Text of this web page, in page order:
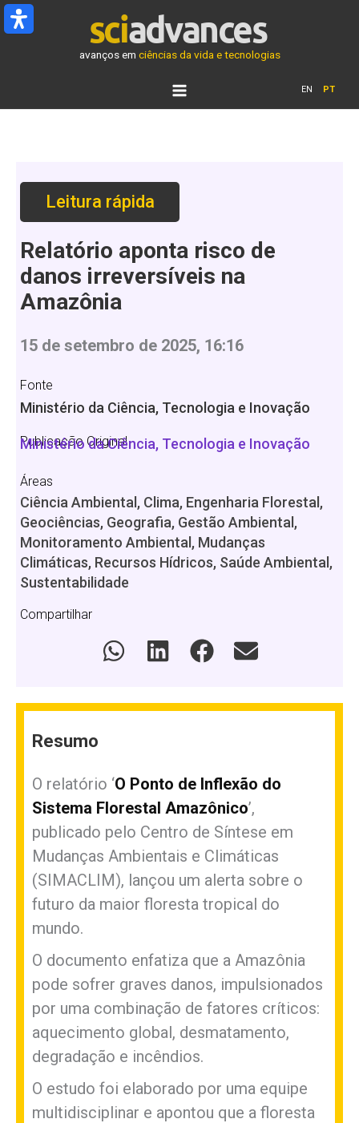
Ir
para
avanços em ciências da vida e tecnologias
EN PT
Leitura rápida
Relatório aponta risco de
danos irreversíveis na
Amazônia
15 de setembro de 2025, 16:16
Fonte
Ministério da Ciência, Tecnologia e Inovação
Publicação Original
Ministério da Ciência, Tecnologia e Inovação
Áreas
Ciência Ambiental, Clima, Engenharia Florestal,
Geociências, Geografia, Gestão Ambiental,
Monitoramento Ambiental, Mudanças
Climáticas, Recursos Hídricos, Saúde Ambiental,
Sustentabilidade
Compartilhar
Resumo
O relatório ‘O Ponto de Inflexão do
Sistema Florestal Amazônico’,
publicado pelo Centro de Síntese em
Mudanças Ambientais e Climáticas
(SIMACLIM), lançou um alerta sobre o
futuro da maior floresta tropical do
mundo.
O documento enfatiza que a Amazônia
pode sofrer graves danos, impulsionados
por uma combinação de fatores críticos:
aquecimento global, desmatamento,
degradação e incêndios.
O estudo foi elaborado por uma equipe
multidisciplinar e apontou que a floresta